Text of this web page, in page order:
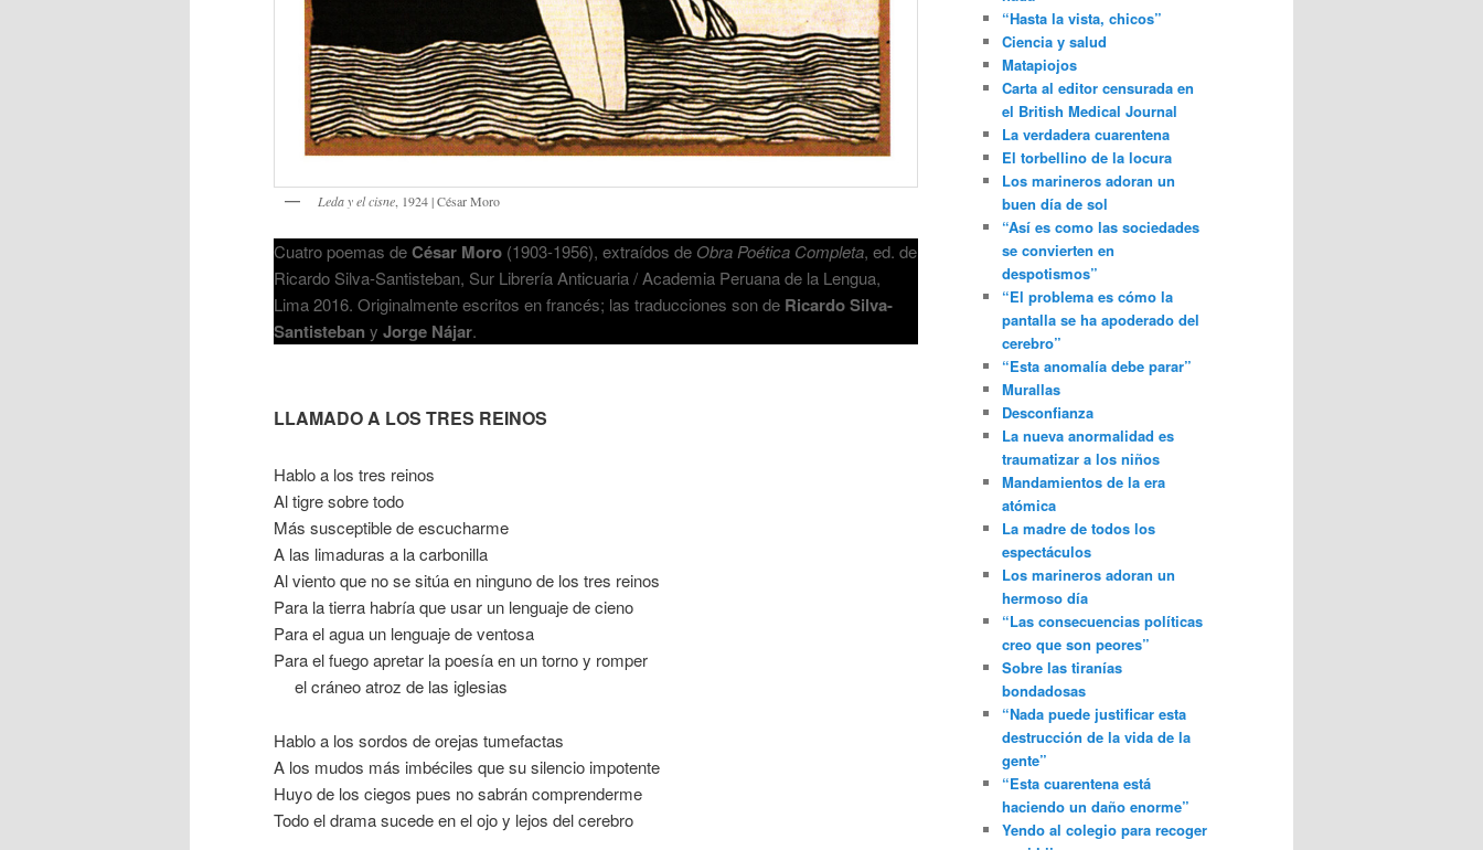
Leda y el cisne , 1924 | César Moro
Cuatro poemas deCésar Moro (1903-1956), extraídos de Obra Poética Completa, ed. de
Ricardo Silva-Santisteban, Sur Librería Anticuaria / Academia Peruana de la Lengua,
Lima 2016. Originalmente escritos en francés; las traducciones son de Ricardo Silva-
Santisteban y Jorge Nájar.
LLAMADO A LOS TRES REINOS
Hablo a los tres reinos
Al tigre sobre todo
Más susceptible de escucharme
A las limaduras a la carbonilla
Al viento que no se sitúa en ninguno de los tres reinos
Para la tierra habría que usar un lenguaje de cieno
Para el agua un lenguaje de ventosa
Para el fuego apretar la poesía en un torno y romper
el cráneo atroz de las iglesias
Hablo a los sordos de orejas tumefactas
A los mudos más imbéciles que su silencio impotente
Huyo de los ciegos pues no sabrán comprenderme
Todo el drama sucede en el ojo y lejos del cerebro
“Hasta la vista, chicos”
Ciencia y salud
Matapiojos
Carta al editor censurada en
el British Medical Journal
La verdadera cuarentena
El torbellino de la locura
Los marineros adoran un
buen día de sol
“Así es como las sociedades
se convierten en
despotismos”
“El problema es cómo la
pantalla se ha apoderado del
cerebro”
“Esta anomalía debe parar”
Murallas
Desconfianza
La nueva anormalidad es
traumatizar a los niños
Mandamientos de la era
atómica
La madre de todos los
espectáculos
Los marineros adoran un
hermoso día
“Las consecuencias políticas
creo que son peores”
Sobre las tiranías
bondadosas
“Nada puede justificar esta
destrucción de la vida de la
gente”
“Esta cuarentena está
haciendo un daño enorme”
Yendo al colegio para recoger